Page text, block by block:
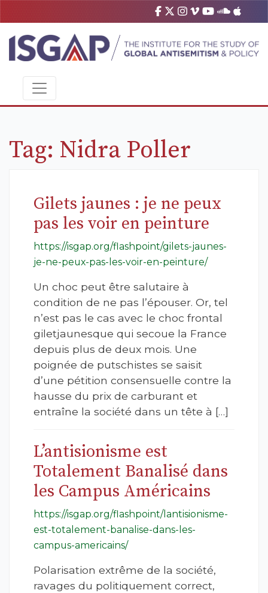
Tag: Nidra Poller
Gilets jaunes : je ne peux
pas les voir en peinture
https://isgap.org/flashpoint/gilets-jaunes-
je-ne-peux-pas-les-voir-en-peinture/
Un choc peut être salutaire à
condition de ne pas l’épouser. Or, tel
n’est pas le cas avec le choc frontal
giletjaunesque qui secoue la France
depuis plus de deux mois. Une
poignée de putschistes se saisit
d’une pétition consensuelle contre la
hausse du prix de carburant et
entraîne la société dans un tête à […]
L’antisionisme est
Totalement Banalisé dans
les Campus Américains
https://isgap.org/flashpoint/lantisionisme-
est-totalement-banalise-dans-les-
campus-americains/
Polarisation extrême de la société,
ravages du politiquement correct,